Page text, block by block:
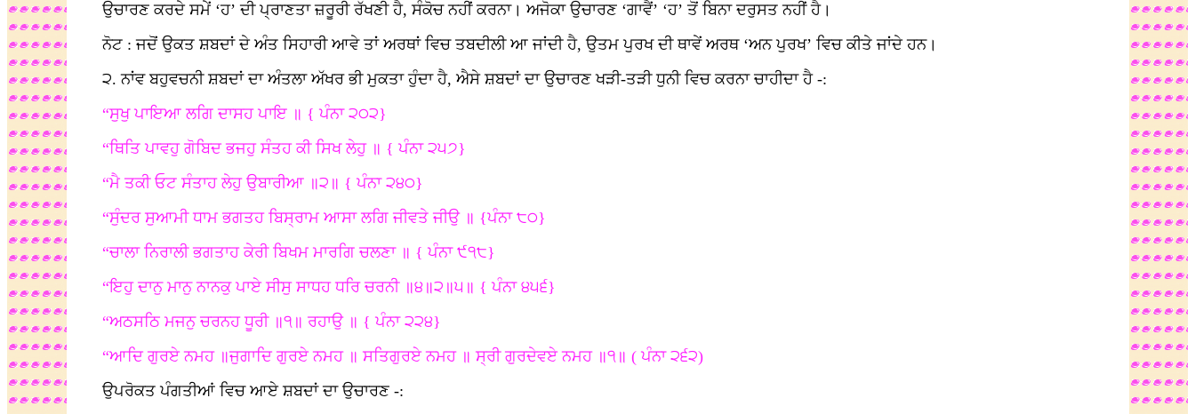
ਉਚਾਰਣ ਕਰਦੇ ਸਮੇਂ ‘ਹ’ ਦੀ ਪ੍ਰਾਣਤਾ ਜ਼ਰੂਰੀ ਰੱਖਣੀ ਹੈ, ਸੰਕੋਚ ਨਹੀਂ ਕਰਨਾ। ਅਜੋਕਾ ਉਚਾਰਣ ‘ਗਾਵੈਂ’ ‘ਹ’ ਤੋਂ ਬਿਨਾ ਦਰੁਸਤ ਨਹੀਂ ਹੈ।
ਨੋਟ : ਜਦੋਂ ਉਕਤ ਸ਼ਬਦਾਂ ਦੇ ਅੰਤ ਸਿਹਾਰੀ ਆਵੇ ਤਾਂ ਅਰਥਾਂ ਵਿਚ ਤਬਦੀਲੀ ਆ ਜਾਂਦੀ ਹੈ, ਉਤਮ ਪੁਰਖ ਦੀ ਥਾਵੇਂ ਅਰਥ ‘ਅਨ ਪੁਰਖ’ ਵਿਚ ਕੀਤੇ ਜਾਂਦੇ ਹਨ।
੨. ਨਾਂਵ ਬਹੁਵਚਨੀ ਸ਼ਬਦਾਂ ਦਾ ਅੰਤਲਾ ਅੱਖਰ ਭੀ ਮੁਕਤਾ ਹੁੰਦਾ ਹੈ, ਐਸੇ ਸ਼ਬਦਾਂ ਦਾ ਉਚਾਰਣ ਖੜੀ-ਤੜੀ ਧੁਨੀ ਵਿਚ ਕਰਨਾ ਚਾਹੀਦਾ ਹੈ -:
“ਸੁਖੁ ਪਾਇਆ ਲਗਿ ਦਾਸਹ ਪਾਇ ॥ { ਪੰਨਾ ੨੦੨}
“ਥਿਤਿ ਪਾਵਹੁ ਗੋਬਿਦ ਭਜਹੁ ਸੰਤਹ ਕੀ ਸਿਖ ਲੇਹੁ ॥ { ਪੰਨਾ ੨੫੭}
“ਮੈ ਤਕੀ ਓਟ ਸੰਤਾਹ ਲੇਹੁ ਉਬਾਰੀਆ ॥੨॥ { ਪੰਨਾ ੨੪੦}
“ਸੁੰਦਰ ਸੁਆਮੀ ਧਾਮ ਭਗਤਹ ਬਿਸ੍ਰਾਮ ਆਸਾ ਲਗਿ ਜੀਵਤੇ ਜੀਉ ॥ {ਪੰਨਾ ੮੦}
“ਚਾਲਾ ਨਿਰਾਲੀ ਭਗਤਾਹ ਕੇਰੀ ਬਿਖਮ ਮਾਰਗਿ ਚਲਣਾ ॥ { ਪੰਨਾ ੯੧੮}
“ਇਹੁ ਦਾਨੁ ਮਾਨੁ ਨਾਨਕੁ ਪਾਏ ਸੀਸੁ ਸਾਧਹ ਧਰਿ ਚਰਨੀ ॥੪॥੨॥੫॥ { ਪੰਨਾ ੪੫੬}
“ਅਠਸਠਿ ਮਜਨੁ ਚਰਨਹ ਧੂਰੀ ॥੧॥ ਰਹਾਉ ॥ { ਪੰਨਾ ੨੨੪}
“ਆਦਿ ਗੁਰਏ ਨਮਹ ॥ਜੁਗਾਦਿ ਗੁਰਏ ਨਮਹ ॥ ਸਤਿਗੁਰਏ ਨਮਹ ॥ ਸ੍ਰੀ ਗੁਰਦੇਵਏ ਨਮਹ ॥੧॥ ( ਪੰਨਾ ੨੬੨)
ਉਪਰੋਕਤ ਪੰਗਤੀਆਂ ਵਿਚ ਆਏ ਸ਼ਬਦਾਂ ਦਾ ਉਚਾਰਣ -: